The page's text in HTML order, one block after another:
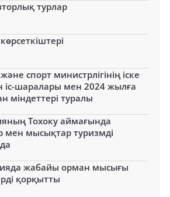
турлар
спорт министрлігінің іске
іс-шаралары мен 2024 жылға
міндеттері туралы
Тохоку аймағында
мен мысықтар туризмді
жабайы орман мысығы
қорқытты